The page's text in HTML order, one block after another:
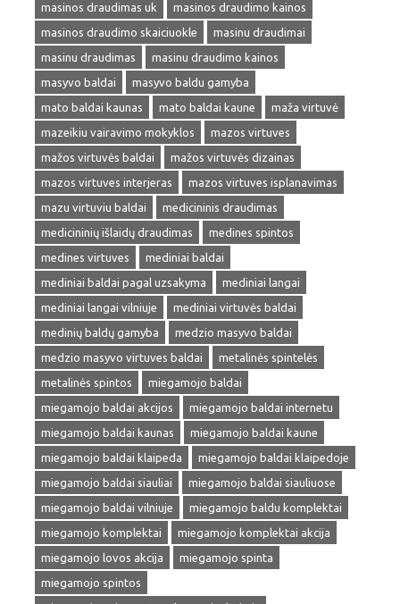
masinos draudimas uk
masinos draudimo kainos
masinos draudimo skaiciuokle
masinu draudimai
masinu draudimas
masinu draudimo kainos
masyvo baldai
masyvo baldu gamyba
mato baldai kaunas
mato baldai kaune
maža virtuvė
mazeikiu vairavimo mokyklos
mazos virtuves
mažos virtuvės baldai
mažos virtuvės dizainas
mazos virtuves interjeras
mazos virtuves isplanavimas
mazu virtuviu baldai
medicininis draudimas
medicininių išlaidų draudimas
medines spintos
medines virtuves
mediniai baldai
mediniai baldai pagal uzsakyma
mediniai langai
mediniai langai vilniuje
mediniai virtuvės baldai
medinių baldų gamyba
medzio masyvo baldai
medzio masyvo virtuves baldai
metalinės spintelės
metalinės spintos
miegamojo baldai
miegamojo baldai akcijos
miegamojo baldai internetu
miegamojo baldai kaunas
miegamojo baldai kaune
miegamojo baldai klaipeda
miegamojo baldai klaipedoje
miegamojo baldai siauliai
miegamojo baldai siauliuose
miegamojo baldai vilniuje
miegamojo baldu komplektai
miegamojo komplektai
miegamojo komplektai akcija
miegamojo lovos akcija
miegamojo spinta
miegamojo spintos